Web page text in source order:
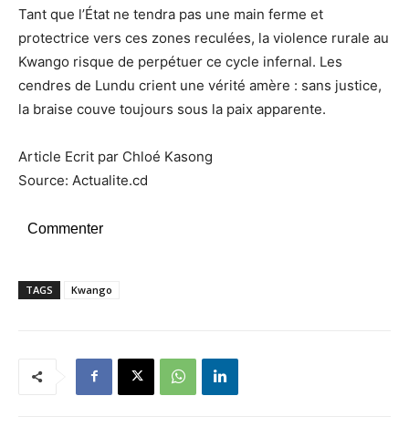
Tant que l’État ne tendra pas une main ferme et
protectrice vers ces zones reculées, la violence rurale au
Kwango risque de perpétuer ce cycle infernal. Les
cendres de Lundu crient une vérité amère : sans justice,
la braise couve toujours sous la paix apparente.
Article Ecrit par Chloé Kasong
Source: Actualite.cd
Commenter
TAGS Kwango